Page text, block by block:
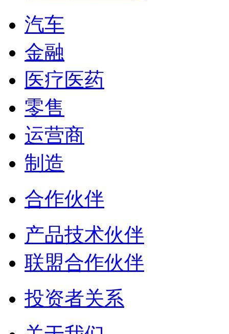
汽车
金融
医疗医药
零售
运营商
制造
合作伙伴
产品技术伙伴
联盟合作伙伴
投资者关系